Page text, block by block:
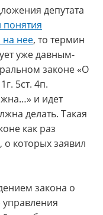
депутата
понятия
на нее, то термин
уже давным-
законе «О
5ст. 4п.
и идет
делать. Такая
как раз
о которых заявил
закона о